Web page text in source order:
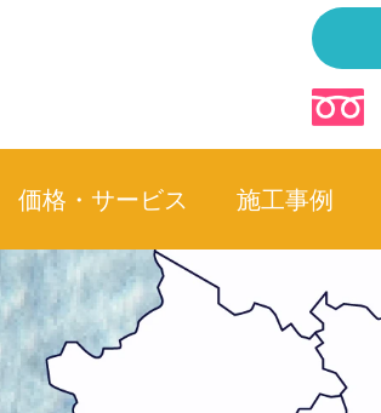
価格・サービス 施工事例